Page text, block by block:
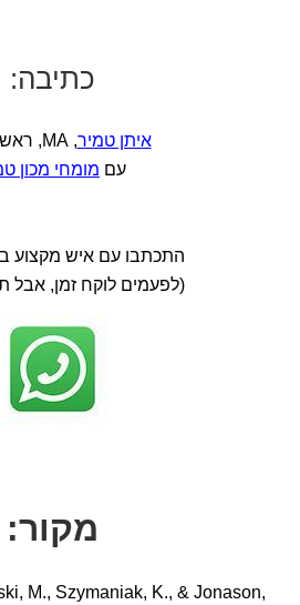
כתיבה:
איתן טמיר, MA, ראש המכון
עם מומחי מכון
התכתבו עם איש מקצוע
(לפעמים לוקח זמן, אבל
מקור:
M., Szymaniak, K., & Jonason,